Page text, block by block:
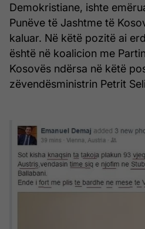
Demokristiane, ishte
Punëve të Jashtme të
kaluar. Në këtë pozitë ai
është në koalicion me
Kosovës ndërsa në këtë
zëvendësministrin Petrit